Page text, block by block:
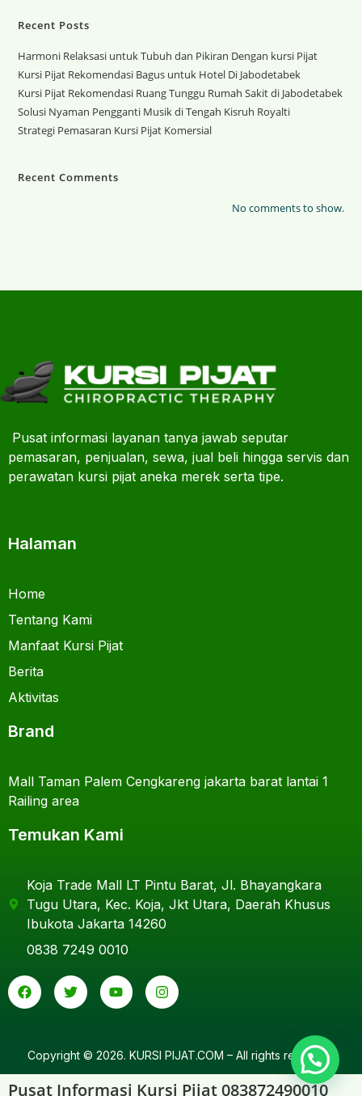
Recent Posts
Harmoni Relaksasi untuk Tubuh dan Pikiran Dengan kursi Pijat
Kursi Pijat Rekomendasi Bagus untuk Hotel Di Jabodetabek
Kursi Pijat Rekomendasi Ruang Tunggu Rumah Sakit di Jabodetabek
Solusi Nyaman Pengganti Musik di Tengah Kisruh Royalti
Strategi Pemasaran Kursi Pijat Komersial
Recent Comments
No comments to show.
Pusat informasi layanan tanya jawab seputar
pemasaran, penjualan, sewa, jual beli hingga servis dan
perawatan kursi pijat aneka merek serta tipe.
Halaman
Home
Tentang Kami
Manfaat Kursi Pijat
Berita
Aktivitas
Brand
Mall Taman Palem Cengkareng jakarta barat lantai 1
Railing area
Temukan Kami
Koja Trade Mall LT Pintu Barat, Jl. Bhayangkara
Tugu Utara, Kec. Koja, Jkt Utara, Daerah Khusus
Ibukota Jakarta 14260
0838 7249 0010
Copyright © 2026. KURSI PIJAT.COM – All rights reserved.
Pusat Informasi Kursi Pijat 083872490010